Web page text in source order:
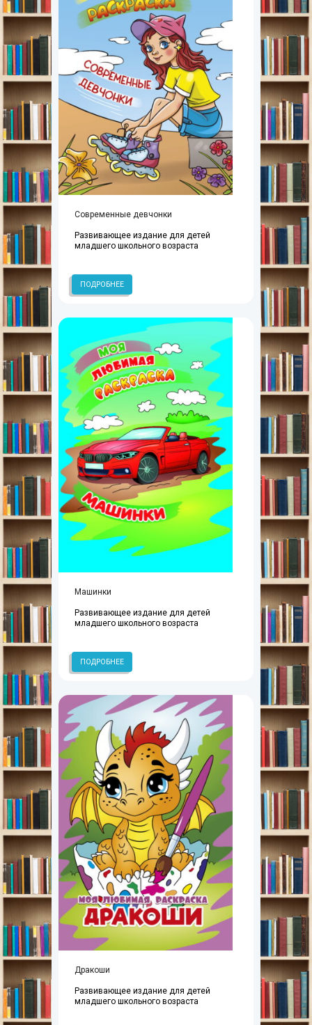
Современные девчонки
Развивающее издание для детей
младшего школьного возраста
ПОДРОБНЕЕ
Машинки
Развивающее издание для детей
младшего школьного возраста
ПОДРОБНЕЕ
Дракоши
Развивающее издание для детей
младшего школьного возраста